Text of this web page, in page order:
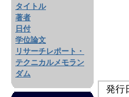
タイトル
著者
日付
学位論文
リサーチレポート・
テクニカルメモラン
ダム
発行